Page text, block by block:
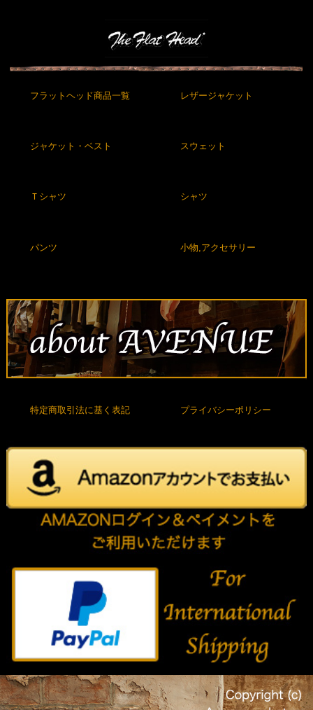
フラットヘッド商品一覧 レザージャケット
ジャケット・ベスト スウェット
Ｔシャツ シャツ
パンツ 小物,アクセサリー
特定商取引法に基く表記 プライバシーポリシー